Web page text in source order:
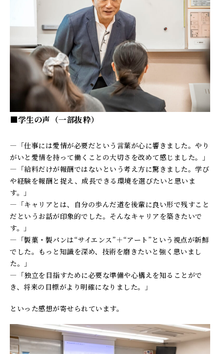
■学生の声（一部抜粋）
—「仕事には愛情が必要だという言葉が心に響きました。やり
がいと愛情を持って働くことの大切さを改めて感じました。」
—「給料だけが報酬ではないという考え方に驚きました。学び
や経験を報酬と捉え、成長できる環境を選びたいと思いま
す。」
—「キャリアとは、自分の歩んだ道を後輩に良い形で残すこと
だというお話が印象的でした。そんなキャリアを築きたいで
す。」
—「製菓・製パンは“サイエンス”＋“アート”という視点が新鮮
でした。もっと知識を深め、技術を磨きたいと強く思いまし
た。」
—「独立を目指すために必要な準備や心構えを知ることがで
き、将来の目標がより明確になりました。」
といった感想が寄せられています。